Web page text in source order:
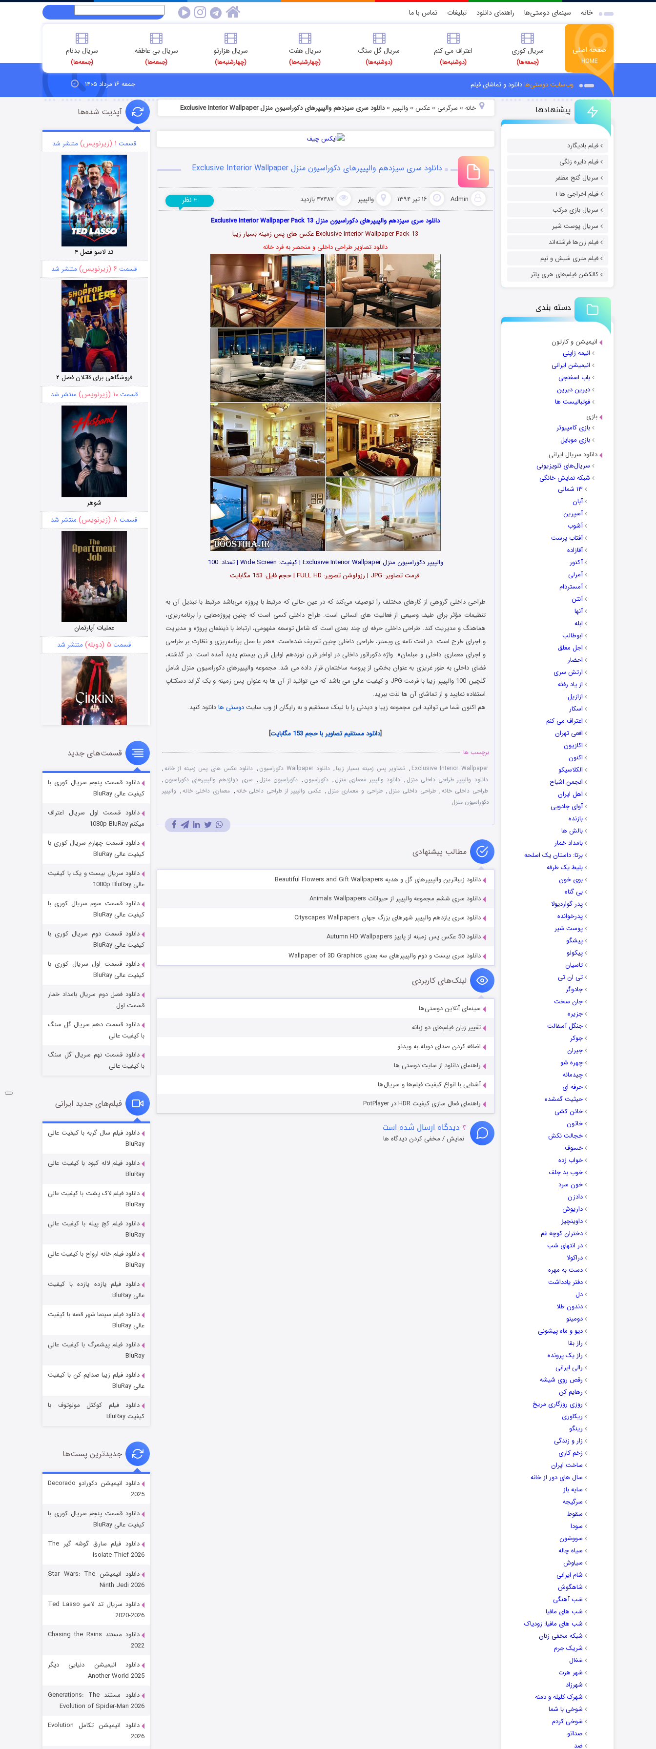
خانه سینمای دوستی‌ها راهنمای دانلود تبلیغات تماس با ما
صفحه اصلی
HOME
سریال کوری
(جمعه‌ها)
اعتراف می کنم
(دوشنبه‌ها)
سریال گل سنگ
(دوشنبه‌ها)
سریال هفت
(چهارشنبه‌ها)
سریال هزارتو
(چهارشنبه‌ها)
سریال بی عاطفه
(جمعه‌ها)
سریال بدنام
(جمعه‌ها)
وب‌سایت دوستی‌هادانلود و تماشای فیلم جمعه ۱۶ مرداد ۱۴۰۵
پیشنهادها
فیلم بادیگارد
فیلم دایره زنگی
سریال گنج مظفر
فیلم اخراجی ها ۱
سریال بازی مرکب
سریال پوست شیر
فیلم زن‌ها فرشته‌اند
فیلم متری شیش و نیم
کالکشن فیلم‌های هری پاتر
دسته بندی
انیمیشن و کارتون
انیمه ژاپنی
انیمیشن ایرانی
باب اسفنجی
دیرین دیرین
فوتبالیست ها
بازی
بازی کامپیوتر
بازی موبایل
دانلود سریال ایرانی
سریال‌های تلویزیونی
شبکه نمایش خانگی
۱۳ شمالی
آبان
آسپرین
آشوب
آفتاب پرست
آقازاده
آکتور
آمرلی
آمستردام
آنتن
آنها
ابله
ابوطالب
اجل معلق
احضار
ارتش سری
از یاد رفته
ازازیل
اسکار
اعتراف می کنم
افعی تهران
اکازیون
اکنون
الکلاسیکو
انجمن اشباح
اهل ایران
آوای جادویی
بازنده
بالش ها
بامداد خمار
برتا: داستان یک اسلحه
بلیط یک‌‌ طرفه
بوی خون
بی گناه
پدر گواردیولا
پدرخوانده
پوست شیر
پیشگو
پیکولو
تاسیان
تی ان تی
جادوگر
جان سخت
جزیره
جنگل آسفالت
جوکر
جیران
چهره شو
چیدمانه
حرفه ای
حیثیت گمشده
خائن کشی
خاتون
خجالت نکش
خسوف
خواب زده
خوب بد جلف
خون سرد
دادزن
داریوش
داوینچیز
دختران کوچه غم
در انتهای شب
دراکولا
دست به مهره
دفتر یادداشت
دل
دندون طلا
دومینو
دیو و ماه پیشونی
راز بقا
راز یک پرونده
رالی ایرانی
رقص روی شیشه
رهایم کن
روزی روزگاری مریخ
ریکاوری
رینگو
زار و زندگی
زخم کاری
ساخت ایران
سال های دور از خانه
سایه باز
سرگیجه
سقوط
سودا
سووشون
سیاه چاله
سیاوش
شام ایرانی
شاهگوش
شب آهنگی
شب های مافیا
شب های مافیا: زودیاک
شبکه مخفی زنان
شریک جرم
شغال
شهر هرت
شهرزاد
شهرک کلیله و دمنه
شوخی با شما
شوخی کردم
صداتو
ضد
خانه» سرگرمی » عکس » والپیپر »دانلود سری سیزدهم والپیپرهای دکوراسیون منزل Exclusive Interior Wallpaper
دانلود سری سیزدهم والپیپرهای دکوراسیون منزل Exclusive Interior Wallpaper
Admin ۱۶ تیر ۱۳۹۴ والپیپر ۴۷۴۸۷ بازدید ۳ نظر
دانلود سری سیزدهم والپیپرهای دکوراسیون منزل Exclusive Interior Wallpaper Pack 13
Exclusive Interior Wallpaper Pack 13 عکس های پس زمینه بسیار زیبا
دانلود تصاویر طراحی داخلی و منحصر به فرد خانه
والپیپر دکوراسیون منزل Exclusive Interior Wallpaper | کیفیت: Wide Screen | تعداد: 100
فرمت تصاویر: JPG
| رزولوشن تصویر: FULL HD | حجم فایل: 153 مگابایت
طراحی داخلی گروهی از کارهای مختلف را توصیف می‌کند که در عین حالی که مرتبط با پروژه می‌باشد مرتبط با تبدیل آن به
تنظیمات مؤثر برای طیف وسیعی از فعالیت‌ های انسانی است. طراح داخلی کسی است که چنین پروژه‌هایی را برنامه‌ریزی،
هماهنگ و مدیریت کند. طراحی داخلی حرفه‌ ای چند بعدی است که شامل توسعه مفهومی، ارتباط با ذینفعان پروژه و مدیریت
و اجرای طرح است. در لغت‌ نامه ی وبستر، طراحی داخلی چنین تعریف شده‌است: «هنر یا عمل برنامه‌ریزی و نظارت بر طراحی
و اجرای معماری داخلی و مبلمان». واژه دکوراتور داخلی در اواخر قرن نوزدهم اوایل قرن بیستم پدید آمده‌ است. در گذشته،
فضای داخلی به‌ طور غریزی به عنوان بخشی از پروسه ساختمان قرار داده می‌ شد. مجموعه والپیپرهای دکوراسیون منزل شامل
گلچین 100 والپیپر زیبا با فرمت JPG و کیفیت عالی می باشد که می توانید از آن ها به عنوان پس زمینه و بک گراند دسکتاپ
استفاده نمایید و از تماشای آن ها لذت ببرید.
هم اکنون شما می توانید این مجموعه زیبا و دیدنی را با لینک مستقیم و به رایگان از وب سایتدوستی هادانلود کنید.
[دانلود مستقیم تصاویر با حجم 153 مگابایت ]
برچسب ها
Exclusive Interior Wallpaper
, تصاویر پس زمینه بسیار زیبا , دانلود Wallpaper دکوراسیون , دانلود عکس های پس زمینه از خانه,
دانلود والپیپر طراحی داخلی منزل , دانلود والپیپر معماری منزل , دکوراسیون , دکوراسیون منزل , سری دوازدهم والپیپرهای دکوراسیون ,
طراحی داخلی خانه, طراحی داخلی منزل , طراحی و معماری منزل , عکس والپیپر از طراحی داخلی خانه, معماری داخلی خانه, والپیپر
دکوراسیون منزل
مطالب پیشنهادی
دانلود زیباترین والپیپرهای گل و هدیه Beautiful Flowers and Gift Wallpapers
دانلود سری ششم مجموعه والپیپر از حیوانات Animals Wallpapers
دانلود سری یازدهم والپیپر شهرهای بزرگ جهان Cityscapes Wallpapers
دانلود 50 عکس پس زمینه از پاییز Autumn HD Wallpapers
دانلود سری بیست و دوم والپیپرهای سه بعدی Wallpaper of 3D Graphics
لینک‌های کاربردی
سینمای آنلاین دوستی‌ها
تغییر زبان فیلم‌های دو زبانه
اضافه کردن صدای دوبله به ویدئو
راهنمای دانلود از سایت دوستی ها
آشنایی با انواع کیفیت فیلم‌ها و سریال‌ها
راهنمای فعال سازی کیفیت HDR در PotPlayer
۳ دیدگاه ارسال شده است
نمایش / مخفی کردن دیدگاه ها
آپدیت شده‌ها
قسمت ۱ (زیرنویس) منتشر شد
تد لاسو فصل ۴
قسمت ۶ (زیرنویس) منتشر شد
فروشگاهی برای قاتلان فصل ۲
قسمت۱۰ (زیرنویس) منتشر شد
شوهر
قسمت ۸ (زیرنویس) منتشر شد
عملیات آپارتمان
قسمت ۵ (دوبله) منتشر شد
سریال زشت
قسمت۲ (زیرنویس) منتشر شد
مردگان متحرک: شهر مرده ۳
شکست استوارت در نجات جهان
قسمت ۷ (زیرنویس) منتشر شد
شوگر فصل ۲
قسمت
خاندان اژدها فصل ۳
جادوگری در مغولستان
قسمت ۶ (زیرنویس)
رویایی برای تو
قسمت
قسمت‌های جدید
دانلود قسمت پنجم سریال کوری با
کیفیت عالی BluRay
دانلود قسمت اول سریال اعتراف
میکنم 1080p BluRay
دانلود قسمت چهارم سریال کوری با
کیفیت عالی BluRay
دانلود سریال بیست و یک با کیفیت
عالی 1080p BluRay
دانلود قسمت سوم سریال کوری با
کیفیت عالی BluRay
دانلود قسمت دوم سریال کوری با
کیفیت عالی BluRay
دانلود قسمت اول سریال کوری با
کیفیت عالی BluRay
دانلود فصل دوم سریال بامداد خمار
قسمت اول
دانلود قسمت دهم سریال گل سنگ
با کیفیت عالی
دانلود قسمت نهم سریال گل سنگ
با کیفیت عالی
فیلم‌های جدید ایرانی
دانلود فیلم سال گربه با کیفیت عالی
BluRay
دانلود فیلم لاله کبود با کیفیت عالی
BluRay
دانلود فیلم لاک پشت با کیفیت عالی
BluRay
دانلود فیلم کج‌ پیله با کیفیت عالی
BluRay
دانلود فیلم خانه ارواح با کیفیت عالی
BluRay
دانلود فیلم یازده یازده با کیفیت
عالی BluRay
دانلود فیلم سینما شهر قصه با کیفیت
عالی BluRay
دانلود فیلم پیشمرگ با کیفیت عالی
BluRay
دانلود فیلم زیبا صدایم کن با کیفیت
عالی BluRay
دانلود فیلم کوکتل مولوتوف با
کیفیت BluRay
جدیدترین پست‌ها
دانلود انیمیشن دکورادو Decorado
2025
دانلود قسمت پنجم سریال کوری با
کیفیت عالی BluRay
دانلود فیلم سارق گوشه گیر The
Isolate Thief 2026
دانلود انیمیشن Star Wars: The
Ninth Jedi 2026
دانلود سریال تد لاسو Ted Lasso
2020-2026
دانلود مستند Chasing the Rains
2022
دانلود انیمیشن دنیایی دیگر
Another World 2025
دانلود مستند Generations: The
Evolution of Spider-Man 2026
دانلود انیمیشن تکامل Evolution
2026